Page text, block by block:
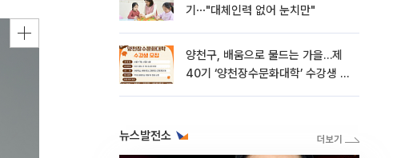
기⋯"대체인력 없어 눈치만"
양천구, 배움으로 물드는 가을…제
40기 ‘양천장수문화대학’ 수강생 모
뉴스발전소